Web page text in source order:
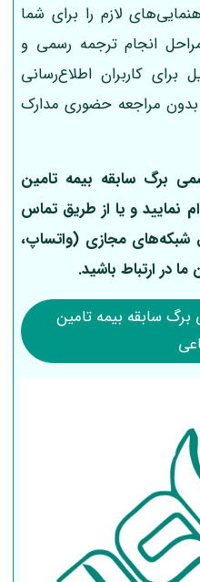
لازم را برای شما
انجام ترجمه رسمی و
کاربران اطلاع‌رسانی
بدون مراجعه حضوری مدارک
برگ سابقه بیمه تامین
نمایید و یا از طریق تماس
شبکه‌های مجازی (واتساپ،
ما در ارتباط باشید.
سابقه بیمه تامین